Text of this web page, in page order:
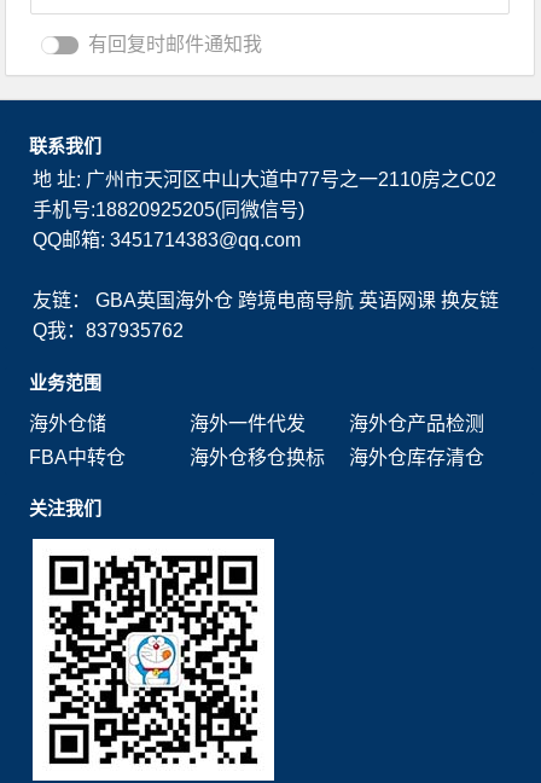
有回复时邮件通知我
联系我们
地 址: 广州市天河区中山大道中77号之一2110房之C02
手机号:18820925205(同微信号)
QQ邮箱: 3451714383@qq.com
友链：GBA英国海外仓 跨境电商导航 英语网课 换友链
Q我：837935762
业务范围
海外仓储
海外一件代发
海外仓产品检测
FBA中转仓
海外仓移仓换标 海外仓库存清仓
关注我们